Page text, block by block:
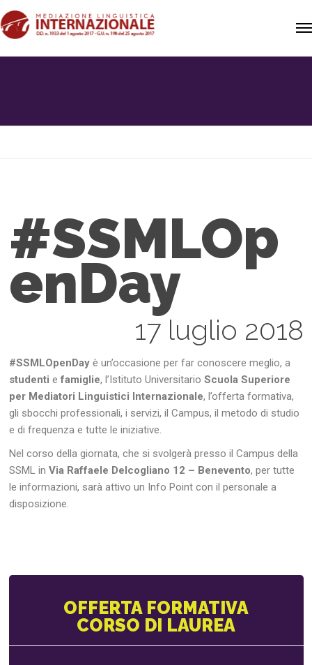
#SSMLOp
enDay
17 luglio 2018
#SSMLOpenDayè un’occasione per far conoscere meglio, a
studenti efamiglie, l’Istituto Universitario Scuola Superiore
per Mediatori Linguistici Internazionale, l’offerta formativa,
gli sbocchi professionali, i servizi, il Campus, il metodo di studio
e di frequenza e tutte le iniziative.
Nel corso della giornata, che si svolgerà presso il Campus della
SSML in Via Raffaele Delcogliano 12 – Benevento, per tutte
le informazioni, sarà attivo un Info Point con il personale a
disposizione.
OFFERTA FORMATIVA
CORSO DI LAUREA